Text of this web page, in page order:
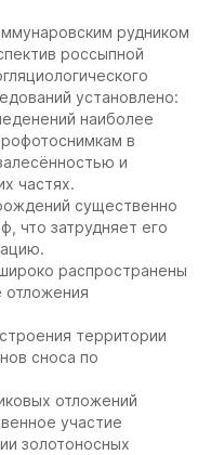
рудником
россыпной
установлено:
наиболее
в
и
частях.
существенно
что затрудняет его
распространены
отложения
территории
сноса по
отложений
участие
золотоносных